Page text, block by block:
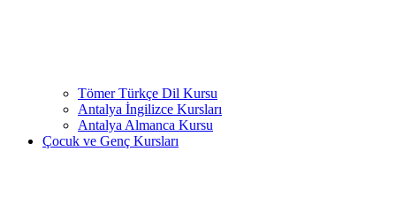
Tömer Türkçe Dil Kursu
Antalya İngilizce Kursları
Antalya Almanca Kursu
Çocuk ve Genç Kursları